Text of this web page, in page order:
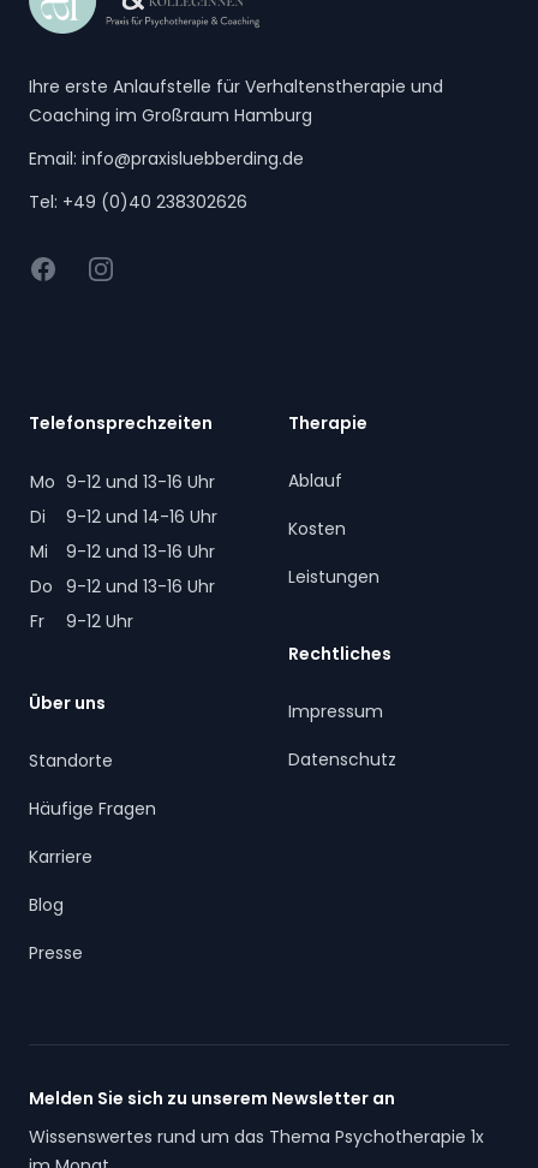
Ihre erste Anlaufstelle für Verhaltenstherapie und
Coaching im Großraum Hamburg
Email: info@praxisluebberding.de
Tel: +49 (0)40 238302626
FacebookInstagram
Telefonsprechzeiten
Mo 9-12 und 13-16 Uhr
Di
9-12 und 14-16 Uhr
Mi
9-12 und 13-16 Uhr
Do 9-12 und 13-16 Uhr
Fr
9-12 Uhr
Über uns
Standorte
Häufige Fragen
Karriere
Blog
Presse
Therapie
Ablauf
Kosten
Leistungen
Rechtliches
Impressum
Datenschutz
Melden Sie sich zu unserem Newsletter an
Wissenswertes rund um das Thema Psychotherapie 1x